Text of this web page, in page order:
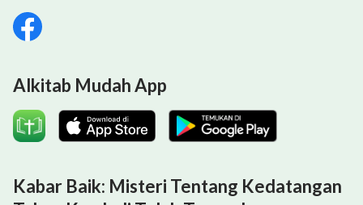
Alkitab Mudah App
Kabar Baik: Misteri Tentang Kedatangan